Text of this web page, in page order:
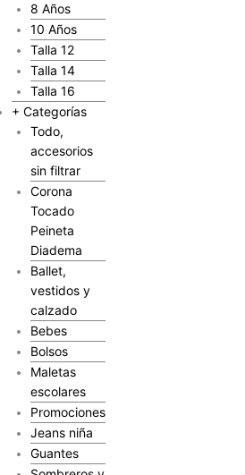
8 Años
10 Años
Talla 12
Talla 14
Talla 16
+ Categorías
Todo,
accesorios
sin filtrar
Corona
Tocado
Peineta
Diadema
Ballet,
vestidos y
calzado
Bebes
Bolsos
Maletas
escolares
Promociones
Jeans niña
Guantes